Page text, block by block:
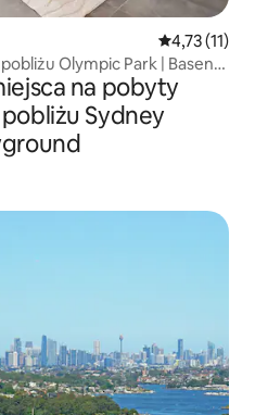
Średnia
4,73 (11)
Olympic Park | Basen,
na pobyty
Sydney